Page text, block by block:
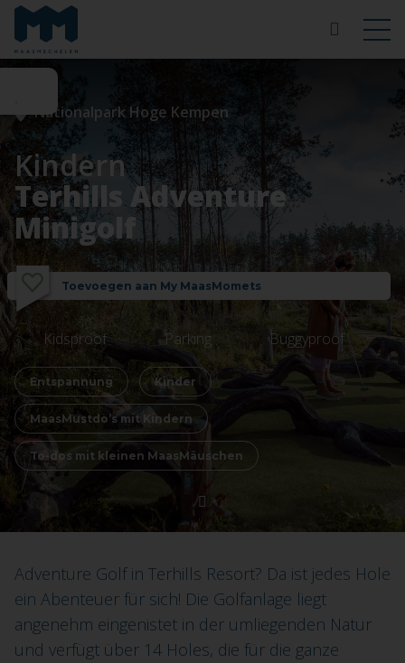
Nationalpark Hoge Kempen
Kindern
Terhills Adventure
Minigolf
Toevoegen aan My MaasMomets
Kidsproof Parking Buggyproof
Entspannung Kinder
MaasMustdo’s mit Kindern
To-dos mit kleinen MaasMäuschen
Adventure Golf in Terhills Resort? Da ist jedes Hole
ein Abenteuer für sich! Die Golfanlage liegt
angenehm eingenistet in der umliegenden Natur
und verfügt über 14 Holes, die für die ganze